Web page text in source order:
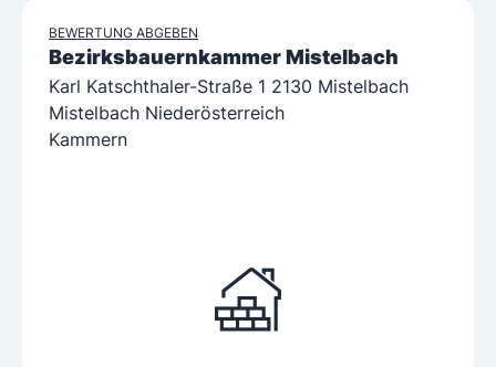
BEWERTUNG ABGEBEN
Bezirksbauernkammer Mistelbach
Karl Katschthaler-Straße 1 2130 Mistelbach
Mistelbach Niederösterreich
Kammern